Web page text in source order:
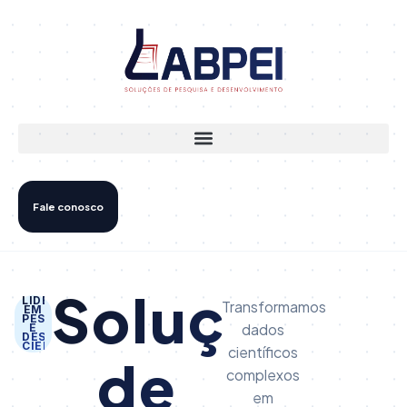
Fale conosco
LIDERANÇA
EM
PESQUISA
E
DESENVOLVIMENTO
CIENTÍFICO
Soluções
de
Transformamos
dados
científicos
complexos
em